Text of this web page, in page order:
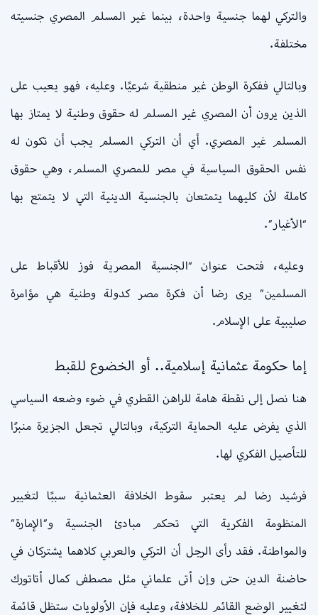
والتركي لهما جنسية واحدة، بينما غير المسلم المصري جنسيته
مختلفة.
وبالتالي ففكرة الوطن غير منطقية شرعيًا. وعليه، فهو يعيب على
الذين يرون أن المصري غير المسلم له حقوق وطنية لا يمتاز بها
المسلم غير المصري. أي أن التركي المسلم يجب أن تكون له
نفس الحقوق السياسية في مصر للمصري المسلم، وهي حقوق
كاملة لأن كليهما يتمتعان بالجنسية الدينية التي لا يتمتع بها
“الأغيار”.
وعليه، فتحت عنوان “الجنسية المصرية فوز للأقباط على
المسلمين” يرى رضا أن فكرة مصر كدولة وطنية هي مؤامرة
صليبية على الإسلام.
إما حكومة عثمانية إسلامية.. أو الخضوع للقبط
هنا نصل إلى نقطة هامة للراهن القطري في ضوء وضعه السياسي
الذي يفرض عليه الحماية التركية، وبالتالي تجعل الجزيرة منبرًا
للتأصيل الفكري لها.
فرشيد رضا لم يعتبر سقوط الخلافة العثمانية سببًا لتغيير
المنظومة الفكرية التي تحكم مبادئ الجنسية و”الإمارة”
والمواطنة. فقد رأى الرجل أن التركي والعربي كلاهما يشتركان في
حاضنة الدين حتى وإن أتى علماني مثل مصطفى كمال أتاتورك
لتغيير الوضع القائم للخلافة، وعليه فإن الأولويات ستظل قائمة